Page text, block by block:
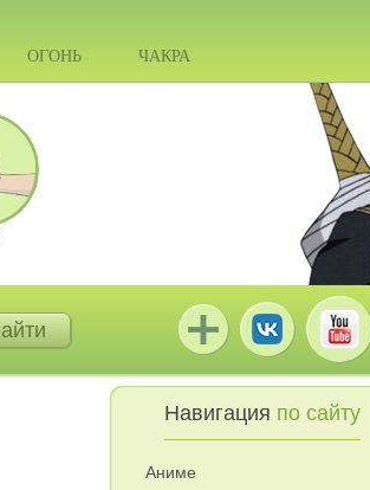
ОГОНЬ ЧАКРА
Навигация по сайту
Аниме